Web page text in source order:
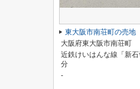
東大阪市南荘町の売地
大阪府東大阪市南荘町
近鉄けいはんな線「新
分
-